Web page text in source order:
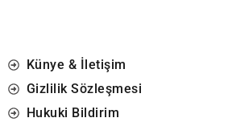
Künye & İletişim
Gizlilik Sözleşmesi
Hukuki Bildirim